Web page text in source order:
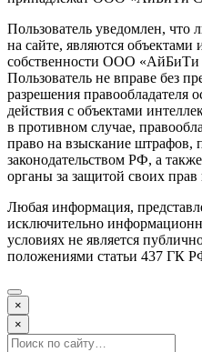
Пользователь уведомлен,
на сайте, являются объектами
собственности ООО «АйБиТи
Пользователь не вправе без
разрешения правообладателя
действия с объектами
в противном случае,
право на взыскание штрафов,
законодательством РФ, а
органы за защитой своих
Любая информация,
исключительно
условиях не является
положениями статьи 437 ГК
×
×